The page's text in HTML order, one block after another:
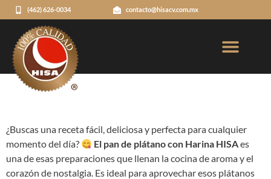
(462) 626-0034 contacto@hisacv.com.mx
¿Buscas una receta fácil, deliciosa y perfecta para cualquier
momento del día?
El pan de plátano con Harina HISAes
una de esas preparaciones que llenan la cocina de aroma y el
corazón de nostalgia. Es ideal para aprovechar esos plátanos